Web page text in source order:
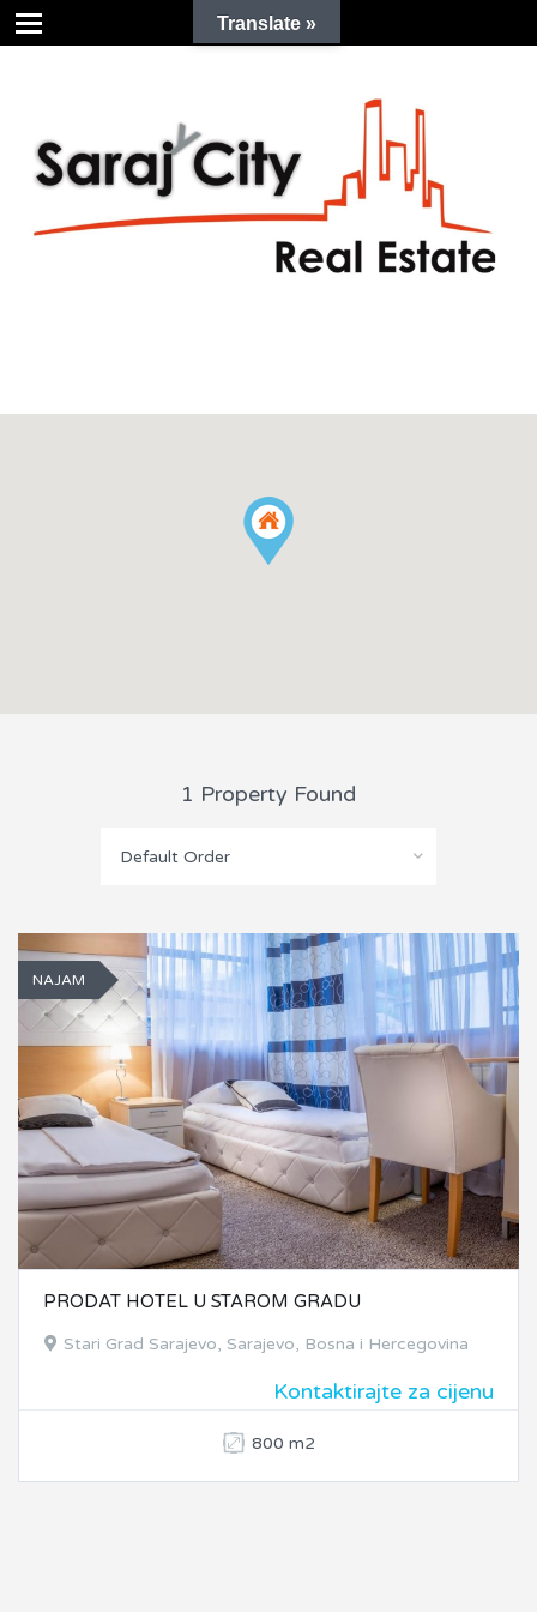
1 Property Found
Default Order
NAJAM
PRODAT HOTEL U STAROM GRADU
Stari Grad Sarajevo, Sarajevo, Bosna i Hercegovina
Kontaktirajte za cijenu
800 m2
Translate »